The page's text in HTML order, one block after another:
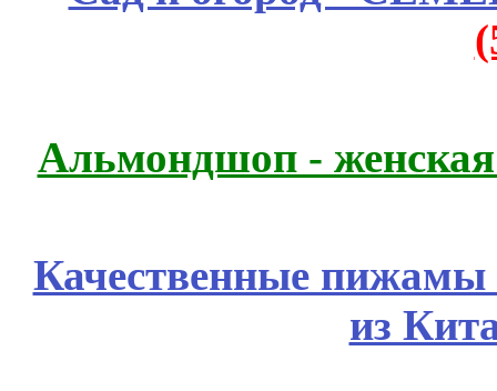
Альмондшоп -
Качественные пижамы
из